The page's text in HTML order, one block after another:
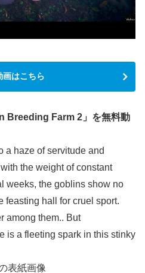
画はこちら
Breeding Farm 2」を無料動
a haze of servitude and
the weight of constant
weeks, the goblins show no
feasting hall for cruel sport.
among them.. But
is a fleeting spark in this stinky